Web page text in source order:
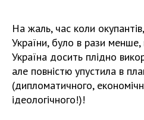
На жаль, час коли
України, було в рази
Україна досить плідно
але повністю упустила в
(дипломатичного,
ідеологічного!)!